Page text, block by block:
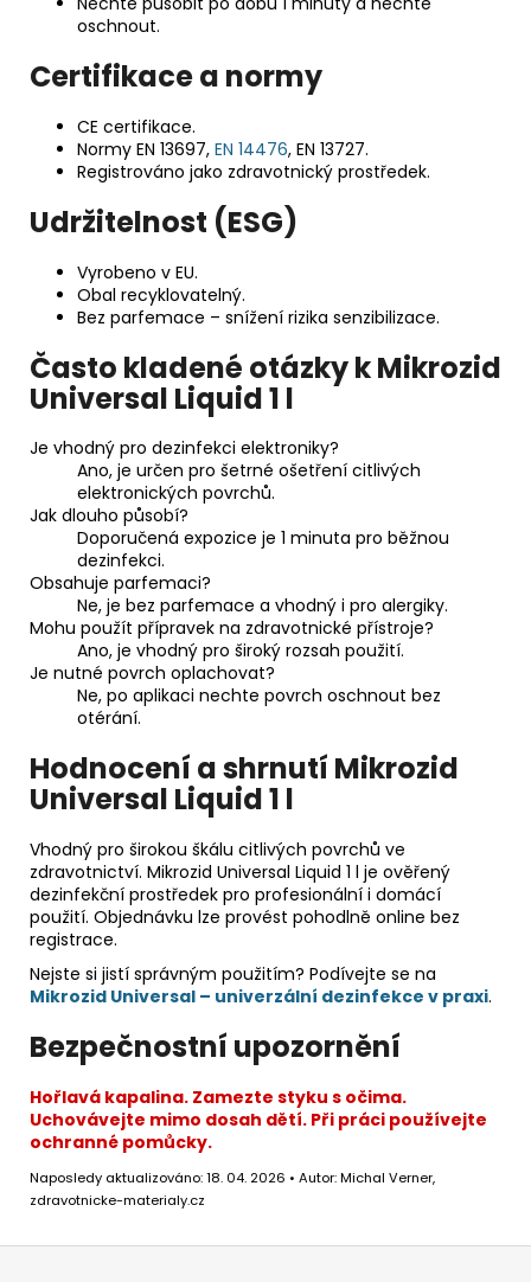
oschnout.
Certifikace a normy
CE certifikace.
Normy EN 13697, EN 14476, EN 13727.
Registrováno jako zdravotnický prostředek.
Udržitelnost (ESG)
Vyrobeno v EU.
Obal recyklovatelný.
Bez parfemace – snížení rizika senzibilizace.
Často kladené otázky k Mikrozid
Universal Liquid 1 l
Je vhodný pro dezinfekci elektroniky?
Ano, je určen pro šetrné ošetření citlivých
elektronických povrchů.
Jak dlouho působí?
Doporučená expozice je 1 minuta pro běžnou
dezinfekci.
Obsahuje parfemaci?
Ne, je bez parfemace a vhodný i pro alergiky.
Mohu použít přípravek na zdravotnické přístroje?
Ano, je vhodný pro široký rozsah použití.
Je nutné povrch oplachovat?
Ne, po aplikaci nechte povrch oschnout bez
otérání.
Hodnocení a shrnutí Mikrozid
Universal Liquid 1 l
Vhodný pro širokou škálu citlivých povrchů ve
zdravotnictví. Mikrozid Universal Liquid 1 l je ověřený
dezinfekční prostředek pro profesionální i domácí
použití. Objednávku lze provést pohodlně online bez
registrace.
Nejste si jistí správným použitím? Podívejte se na
Mikrozid Universal – univerzální dezinfekce v praxi.
Bezpečnostní upozornění
Hořlavá kapalina. Zamezte styku s očima.
Uchovávejte mimo dosah dětí. Při práci používejte
ochranné pomůcky.
Naposledy aktualizováno: 18. 04. 2026 • Autor: Michal Verner,
zdravotnicke-materialy.cz
Z